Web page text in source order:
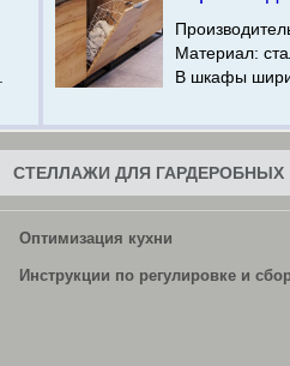
Материал:
В шкафы
СТЕЛЛАЖИ ДЛЯ ГАРДЕРОБНЫХ
Оптимизация кухни
Инструкции по регулировке и